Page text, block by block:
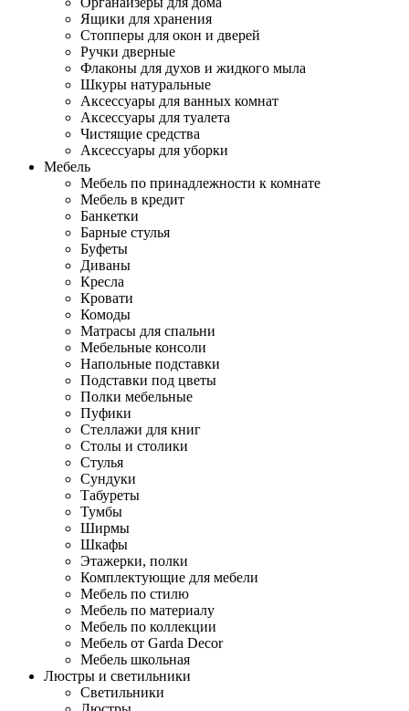
Ящики для хранения
Стопперы для окон и дверей
Ручки дверные
Флаконы для духов и жидкого мыла
Шкуры натуральные
Аксессуары для ванных комнат
Аксессуары для туалета
Чистящие средства
Аксессуары для уборки
Мебель
Мебель по принадлежности к комнате
Мебель в кредит
Банкетки
Барные стулья
Буфеты
Диваны
Кресла
Кровати
Комоды
Матрасы для спальни
Мебельные консоли
Напольные подставки
Подставки под цветы
Полки мебельные
Пуфики
Стеллажи для книг
Столы и столики
Стулья
Сундуки
Табуреты
Тумбы
Ширмы
Шкафы
Этажерки, полки
Комплектующие для мебели
Мебель по стилю
Мебель по материалу
Мебель по коллекции
Мебель от Garda Decor
Мебель школьная
Люстры и светильники
Светильники